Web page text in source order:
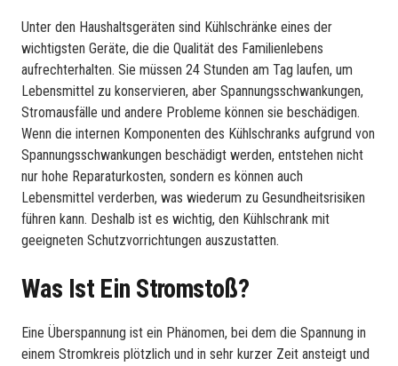
Unter den Haushaltsgeräten sind Kühlschränke eines der
wichtigsten Geräte, die die Qualität des Familienlebens
aufrechterhalten. Sie müssen 24 Stunden am Tag laufen, um
Lebensmittel zu konservieren, aber Spannungsschwankungen,
Stromausfälle und andere Probleme können sie beschädigen.
Wenn die internen Komponenten des Kühlschranks aufgrund von
Spannungsschwankungen beschädigt werden, entstehen nicht
nur hohe Reparaturkosten, sondern es können auch
Lebensmittel verderben, was wiederum zu Gesundheitsrisiken
führen kann. Deshalb ist es wichtig, den Kühlschrank mit
geeigneten Schutzvorrichtungen auszustatten.
Was Ist Ein Stromstoß?
Eine Überspannung ist ein Phänomen, bei dem die Spannung in
einem Stromkreis plötzlich und in sehr kurzer Zeit ansteigt und